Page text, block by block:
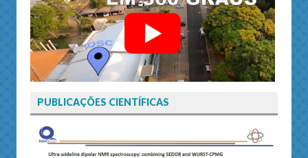
PUBLICAÇÕES CIENTÍFICAS